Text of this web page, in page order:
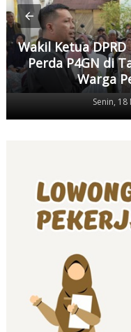
Wakil Ketua
Perda P4GN di
Warga
Senin, 18